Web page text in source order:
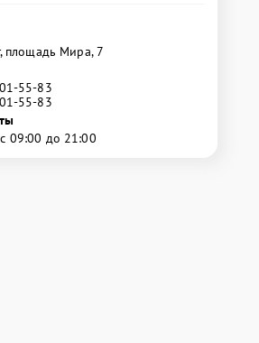
площадь Мира, 7
55-83
55-83
09:00 до 21:00